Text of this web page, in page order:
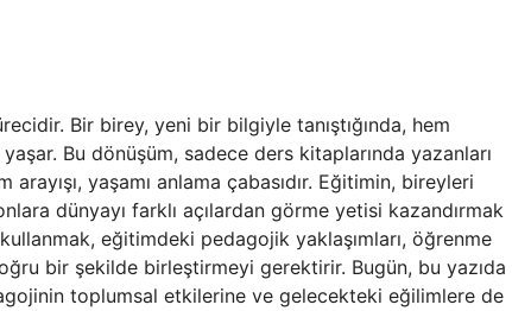
Bir birey, yeni bir bilgiyle tanıştığında, hem
Bu dönüşüm, sadece ders kitaplarında yazanları
yaşamı anlama çabasıdır. Eğitimin, bireyleri
dünyayı farklı açılardan görme yetisi kazandırmak
eğitimdeki pedagojik yaklaşımları, öğrenme
bir şekilde birleştirmeyi gerektirir. Bugün, bu yazıda
toplumsal etkilerine ve gelecekteki eğilimlere de